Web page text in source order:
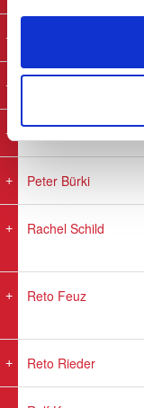
Peter Bürki
Rachel Schild
Reto Feuz
Reto Rieder